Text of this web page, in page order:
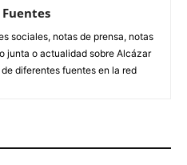
sociales, notas de prensa, notas
junta o actualidad sobre Alcázar
diferentes fuentes en la red